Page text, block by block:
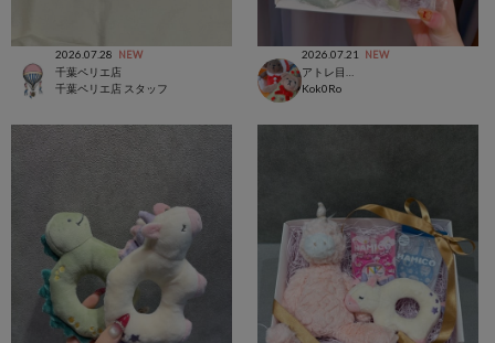
2026.07.28 NEW
千葉ペリエ店
千葉ペリエ店 スタッフ
2026.07.21 NEW
Kok0Ro